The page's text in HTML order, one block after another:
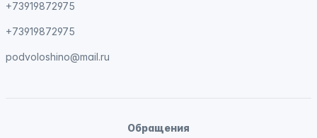
+73919872975
+73919872975
podvoloshino@mail.ru
Обращения